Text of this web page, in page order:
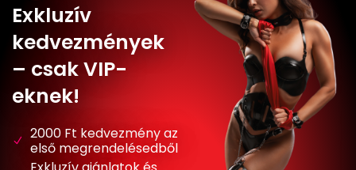
Exkluzív
kedvezmények
– csak VIP-
eknek!
2000 Ft kedvezmény az
első megrendelésedből